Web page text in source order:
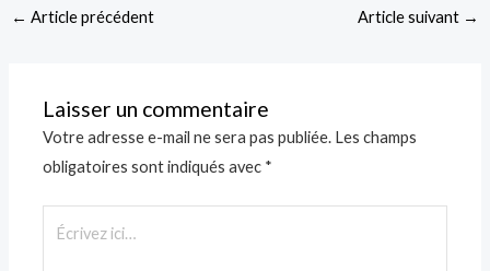
← Article précédent Article suivant →
Laisser un commentaire
Votre adresse e-mail ne sera pas publiée. Les champs
obligatoires sont indiqués avec *